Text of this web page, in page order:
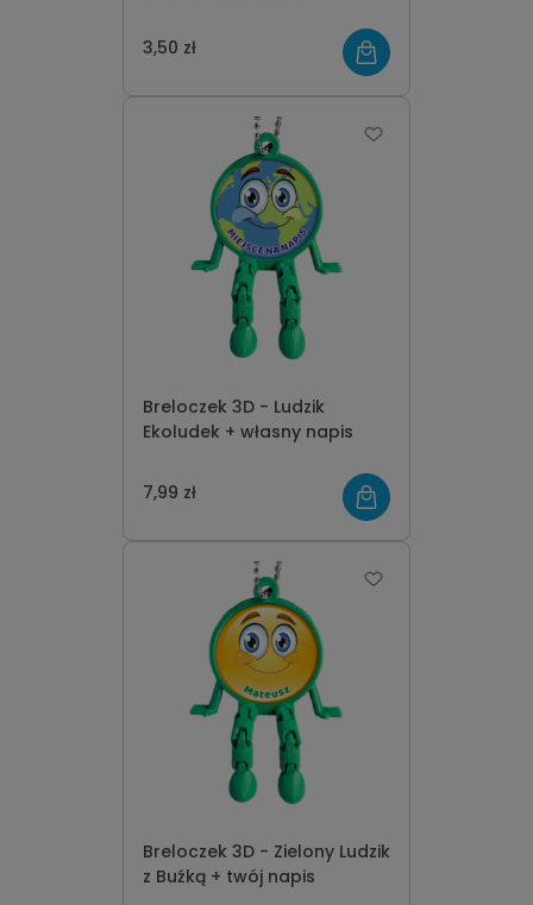
3,50 zł
Breloczek 3D - Ludzik
Ekoludek + własny napis
7,99 zł
Breloczek 3D - Zielony Ludzik
z Buźką + twój napis